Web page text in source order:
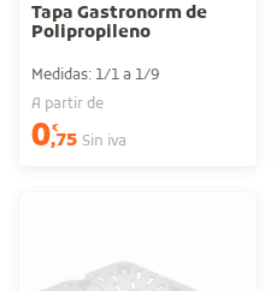
Tapa Gastronorm de
Polipropileno
Medidas: 1/1 a 1/9
A partir de
0€
,75 Sin iva